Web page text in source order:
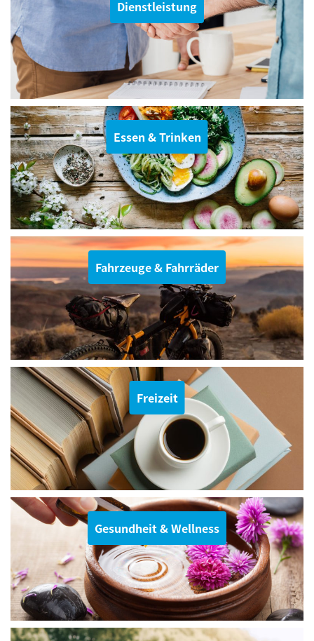
Dienstleistung
Essen & Trinken
Fahrzeuge & Fahrräder
Freizeit
Gesundheit & Wellness